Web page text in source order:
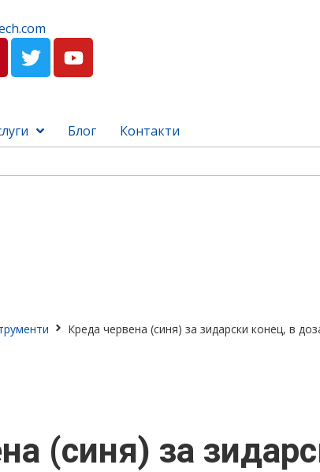
Блог Контакти
Креда червена (синя) за зидарски конец, в
(синя) за